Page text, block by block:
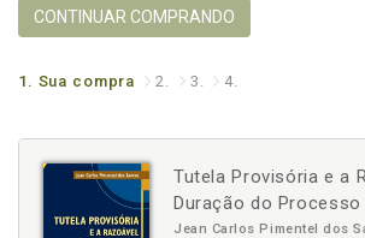
CONTINUAR COMPRANDO
1. Sua compra 2. 3. 4.
Tutela Provisória e a
Duração do Processo
Jean Carlos Pimentel dos